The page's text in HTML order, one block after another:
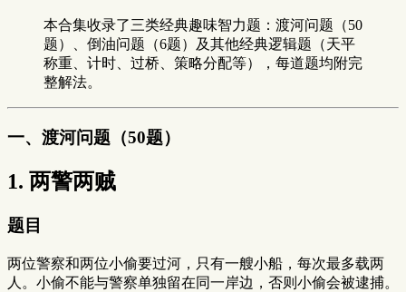
本合集收录了三类经典趣味智力题：渡河问题（50
题）、倒油问题（6题）及其他经典逻辑题（天平
称重、计时、过桥、策略分配等），每道题均附完
整解法。
一、渡河问题（50题）
1. 两警两贼
题目
两位警察和两位小偷要过河，只有一艘小船，每次最多载两
人。小偷不能与警察单独留在同一岸边，否则小偷会被逮捕。